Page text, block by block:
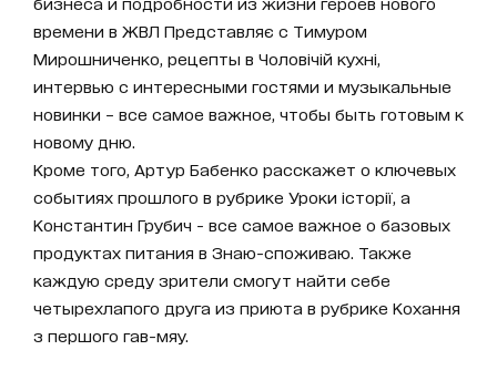
времени в ЖВЛ Представляє с Тимуром
Мирошниченко, рецепты в Чоловічій кухні,
интервью с интересными гостями и музыкальные
новинки – все самое важное, чтобы быть готовым к
новому дню.
Кроме того, Артур Бабенко расскажет о ключевых
событиях прошлого в рубрике Уроки історії, а
Константин Грубич - все самое важное о базовых
продуктах питания в Знаю-споживаю. Также
каждую среду зрители смогут найти себе
четырехлапого друга из приюта в рубрике Кохання
з першого гав-мяу.